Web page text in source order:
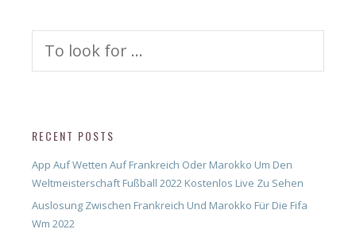
RECENT POSTS
App Auf Wetten Auf Frankreich Oder Marokko Um Den
Weltmeisterschaft Fußball 2022 Kostenlos Live Zu Sehen
Auslosung Zwischen Frankreich Und Marokko Für Die Fifa
Wm 2022